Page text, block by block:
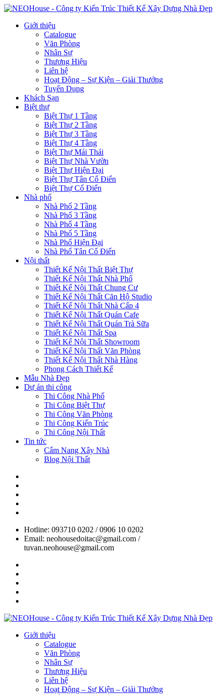
Giới thiệu
Catalogue
Văn Phòng
Nhân Sự
Thương Hiệu
Liên hệ
Hoạt Động – Sự Kiện – Giải Thưởng
Tuyển Dụng
Khách Sạn
Biệt thự
Biệt Thự 1 Tầng
Biệt Thự 2 Tầng
Biệt Thự 3 Tầng
Biệt Thự 4 Tầng
Biệt Thự Mái Thái
Biệt Thự Nhà Vườn
Biệt Thự Hiện Đại
Biệt Thự Tân Cổ Điển
Biệt Thự Cổ Điển
Nhà phố
Nhà Phố 2 Tầng
Nhà Phố 3 Tầng
Nhà Phố 4 Tầng
Nhà Phố 5 Tầng
Nhà Phố Hiện Đại
Nhà Phố Tân Cổ Điển
Nội thất
Thiết Kế Nội Thất Biệt Thự
Thiết Kế Nội Thất Nhà Phố
Thiết Kế Nội Thất Chung Cư
Thiết Kế Nội Thất Căn Hộ Studio
Thiết Kế Nội Thất Nhà Cấp 4
Thiết Kế Nội Thất Quán Cafe
Thiết Kế Nội Thất Quán Trà Sữa
Thiết Kế Nội Thất Spa
Thiết Kế Nội Thất Showroom
Thiết Kế Nội Thất Văn Phòng
Thiết Kế Nội Thất Nhà Hàng
Phong Cách Thiết Kế
Mẫu Nhà Đẹp
Dự án thi công
Thi Công Nhà Phố
Thi Công Biệt Thự
Thi Công Văn Phòng
Thi Công Kiến Trúc
Thi Công Nội Thất
Tin tức
Cẩm Nang Xây Nhà
Blog Nội Thất
Hotline: 093710 0202 / 0906 10 0202
Email: neohousedoitac@gmail.com /
tuvan.neohouse@gmail.com
Giới thiệu
Catalogue
Văn Phòng
Nhân Sự
Thương Hiệu
Liên hệ
Hoạt Động – Sự Kiện – Giải Thưởng